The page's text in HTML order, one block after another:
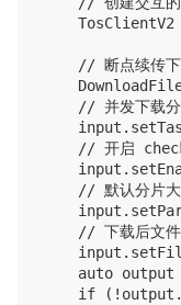
TosClientV2
// 断点续传
// 并发下载
// 开启
// 默认分片
// 下载后文件
auto output
if